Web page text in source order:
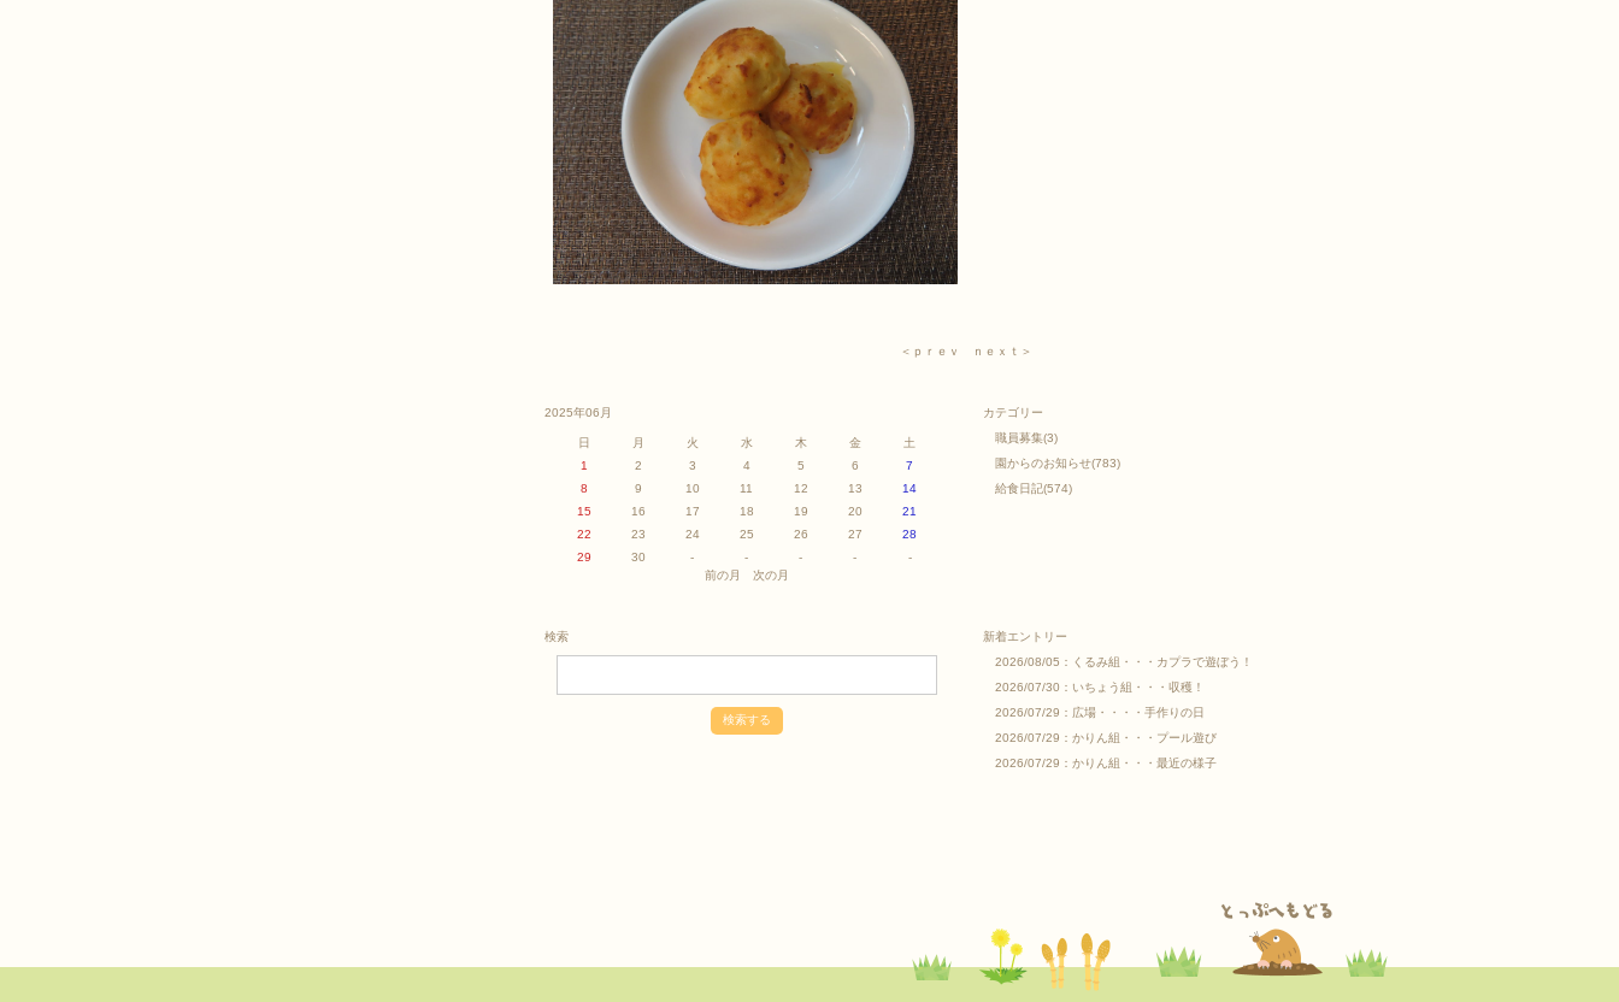
＜ｐｒｅｖ ｎｅｘｔ＞
2025年06月
日 月 火 水 木 金
土
1
2 3 4 5 6
7
8
9 10 11 12 13
14
15
16 17 18 19 20
21
22
23 24 25 26 27
28
29
30 - - - -
-
前の月
次の月
カテゴリー
職員募集(3)
園からのお知らせ(783)
給食日記(574)
検索
新着エントリー
2026/08/05： くるみ組・・・カプラで遊ぼう！
2026/07/30： いちょう組・・・収穫！
2026/07/29： 広場・・・・手作りの日
2026/07/29： かりん組・・・プール遊び
2026/07/29： かりん組・・・最近の様子